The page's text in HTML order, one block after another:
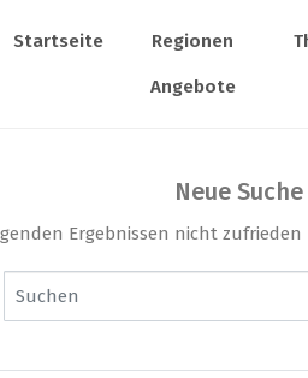
Startseite Regionen
Angebote
Neue Suche
Ergebnissen nicht